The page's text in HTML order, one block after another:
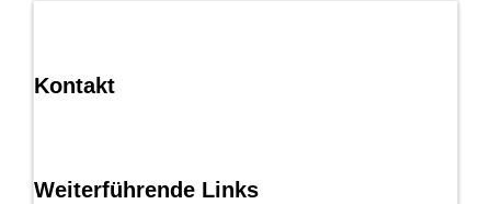
Kontakt
Weiterführende Links